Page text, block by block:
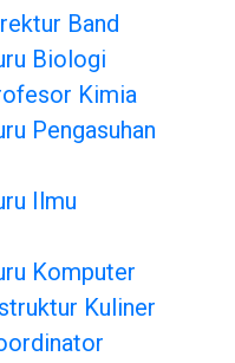
Band
Biologi
Kimia
Pengasuhan
Ilmu
Komputer
Kuliner